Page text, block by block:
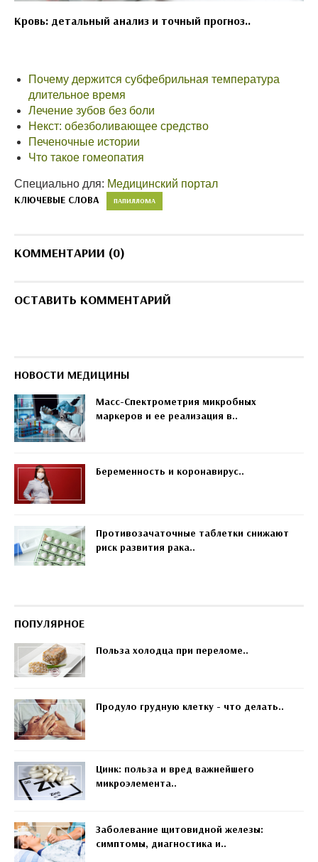
Кровь: детальный анализ и точный прогноз..
Почему держится субфебрильная температура
длительное время
Лечение зубов без боли
Некст: обезболивающее средство
Печеночные истории
Что такое гомеопатия
Специально для: Медицинский портал
КЛЮЧЕВЫЕ СЛОВА ПАПИЛЛОМА
КОММЕНТАРИИ (0)
ОСТАВИТЬ КОММЕНТАРИЙ
НОВОСТИ МЕДИЦИНЫ
Масс-Спектрометрия микробных
маркеров и ее реализация в..
Беременность и коронавирус..
Противозачаточные таблетки снижают
риск развития рака..
ПОПУЛЯРНОЕ
Польза холодца при переломе..
Продуло грудную клетку - что делать..
Цинк: польза и вред важнейшего
микроэлемента..
Заболевание щитовидной железы:
симптомы, диагностика и..